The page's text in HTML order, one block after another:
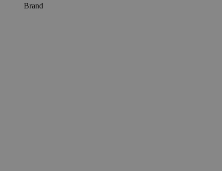
Brand